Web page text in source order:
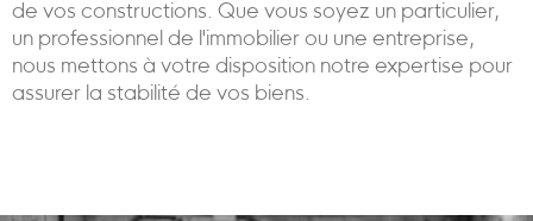
de vos constructions. Que vous soyez un particulier,
un professionnel de l'immobilier ou une entreprise,
nous mettons à votre disposition notre expertise pour
assurer la stabilité de vos biens.